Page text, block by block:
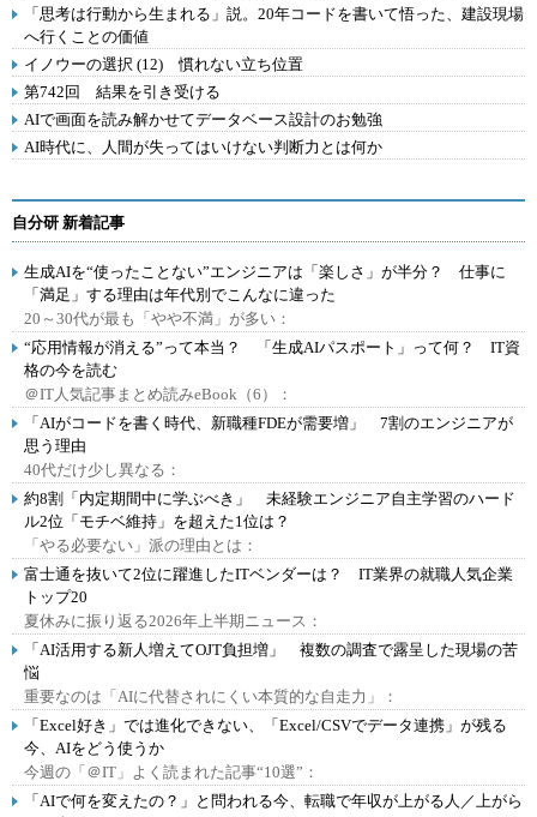
「思考は行動から生まれる」説。20年コードを書いて悟った、建設現場
へ行くことの価値
イノウーの選択 (12) 慣れない立ち位置
第742回 結果を引き受ける
AIで画面を読み解かせてデータベース設計のお勉強
AI時代に、人間が失ってはいけない判断力とは何か
自分研 新着記事
生成AIを“使ったことない”エンジニアは「楽しさ」が半分？ 仕事に
「満足」する理由は年代別でこんなに違った
20～30代が最も「やや不満」が多い：
“応用情報が消える”って本当？ 「生成AIパスポート」って何？ IT資
格の今を読む
＠IT人気記事まとめ読みeBook（6）：
「AIがコードを書く時代、新職種FDEが需要増」 7割のエンジニアが
思う理由
40代だけ少し異なる：
約8割「内定期間中に学ぶべき」 未経験エンジニア自主学習のハード
ル2位「モチベ維持」を超えた1位は？
「やる必要ない」派の理由とは：
富士通を抜いて2位に躍進したITベンダーは？ IT業界の就職人気企業
トップ20
夏休みに振り返る2026年上半期ニュース：
「AI活用する新人増えてOJT負担増」 複数の調査で露呈した現場の苦
悩
重要なのは「AIに代替されにくい本質的な自走力」：
「Excel好き」では進化できない、「Excel/CSVでデータ連携」が残る
今、AIをどう使うか
今週の「＠IT」よく読まれた記事“10選”：
「AIで何を変えたの？」と問われる今、転職で年収が上がる人／上がら